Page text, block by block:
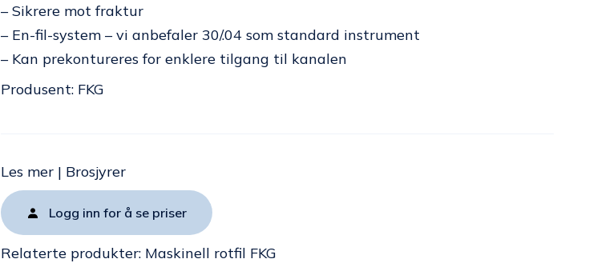
– Sikrere mot fraktur
– En-fil-system – vi anbefaler 30/.04 som standard instrument
– Kan prekontureres for enklere tilgang til kanalen
Produsent: FKG
Les mer | Brosjyrer
Logg inn for å se priser
Relaterte produkter: Maskinell rotfil FKG